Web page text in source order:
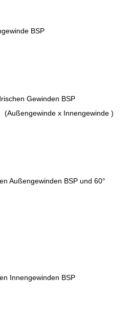
BSP
Gewinden BSP
(Außengewinde x Innengewinde )
Außengewinden BSP und 60°
Innengewinden BSP